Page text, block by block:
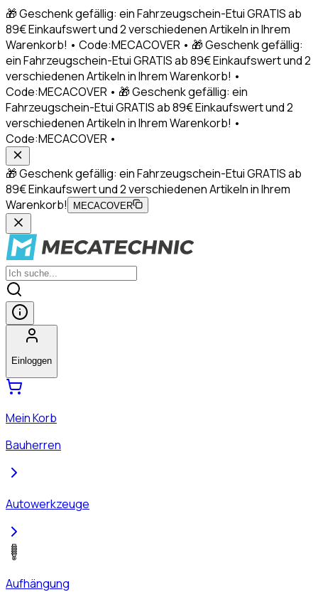
🎁 Geschenk gefällig: ein Fahrzeugschein-Etui GRATIS ab
89€ Einkaufswert und 2 verschiedenen Artikeln in Ihrem
Warenkorb! • Code:MECACOVER • 🎁 Geschenk gefällig:
ein Fahrzeugschein-Etui GRATIS ab 89€ Einkaufswert und 2
verschiedenen Artikeln in Ihrem Warenkorb! •
Code:MECACOVER • 🎁 Geschenk gefällig: ein
Fahrzeugschein-Etui GRATIS ab 89€ Einkaufswert und 2
verschiedenen Artikeln in Ihrem Warenkorb! •
Code:MECACOVER •
🎁 Geschenk gefällig: ein Fahrzeugschein-Etui GRATIS ab
89€ Einkaufswert und 2 verschiedenen Artikeln in Ihrem
Warenkorb!
MECACOVER
Einloggen
Mein Korb
Bauherren
Autowerkzeuge
Aufhängung